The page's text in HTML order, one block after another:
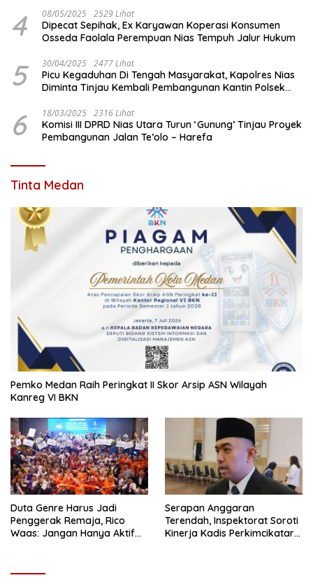
4 08/05/2025 2529 Lihat
Dipecat Sepihak, Ex Karyawan Koperasi Konsumen
Osseda Faolala Perempuan Nias Tempuh Jalur Hukum
5 30/04/2025 2477 Lihat
Picu Kegaduhan Di Tengah Masyarakat, Kapolres Nias
Diminta Tinjau Kembali Pembangunan Kantin Polsek
6 18/03/2025 2316 Lihat
Komisi III DPRD Nias Utara Turun ‘Gunung’ Tinjau Proyek
Pembangunan Jalan Te’olo – Harefa
Tinta Medan
Pemko Medan Raih Peringkat II Skor Arsip ASN Wilayah
Kanreg VI BKN
Duta Genre Harus Jadi
Penggerak Remaja, Rico
Waas: Jangan Hanya Aktif
Serapan Anggaran
Terendah, Inspektorat Soroti
Kinerja Kadis Perkimcikataru